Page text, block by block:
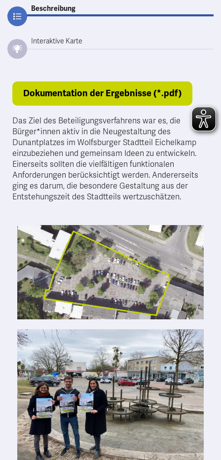
Beschreibung
Interaktive Karte
Dokumentation der Ergebnisse (*.pdf)
Das Ziel des Beteiligungsverfahrens war es, die
Bürger*innen aktiv in die Neugestaltung des
Dunantplatzes im Wolfsburger Stadtteil Eichelkamp
einzubeziehen und gemeinsam Ideen zu entwickeln.
Einerseits sollten die vielfältigen funktionalen
Anforderungen berücksichtigt werden. Andererseits
ging es darum, die besondere Gestaltung aus der
Entstehungszeit des Stadtteils wertzuschätzen.